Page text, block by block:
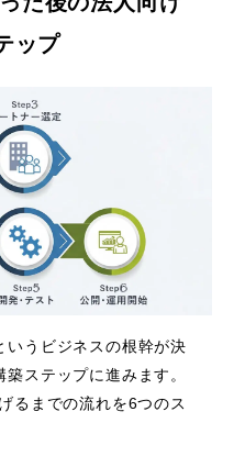
ップ
いうビジネスの根幹が決
ステップに進みます。
るまでの流れを6つのス